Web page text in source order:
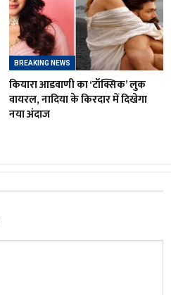
BREAKING NEWS
कियारा आडवाणी का ‘टॉक्सिक’ लुक
वायरल, नादिया के किरदार में दिखेगा
नया अंदाज